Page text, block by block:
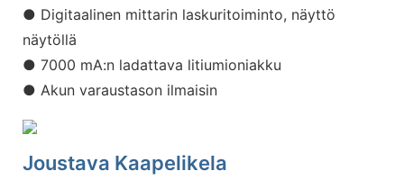
● Digitaalinen mittarin laskuritoiminto, näyttö
näytöllä
● 7000 mA:n ladattava litiumioniakku
● Akun varaustason ilmaisin
Joustava Kaapelikela